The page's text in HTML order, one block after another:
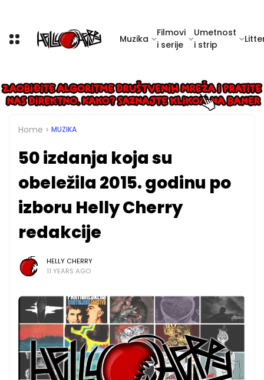
Muzika
Filmovi
i serije
Umetnost
i strip
Home MUZIKA
50 izdanja koja su
obeležila 2015. godinu po
izboru Helly Cherry
redakcije
HELLY CHERRY
11 YEARS AGO